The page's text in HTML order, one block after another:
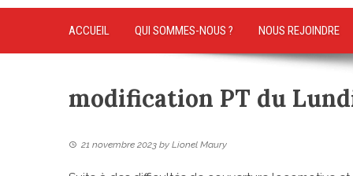
ACCUEIL QUI SOMMES-NOUS ? NOUS REJOINDRE
modification PT du
21 novembre 2023 by Lionel Maury